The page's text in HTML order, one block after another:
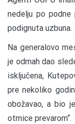
nedelju po
podignuta uzbuna.
Na generalovo
je odmah dao
isključena,
pre nekoliko
obožavao, a bio
otmice prevarom“.